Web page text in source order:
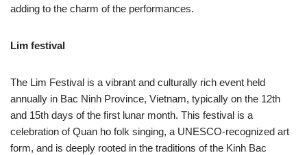
adding to the charm of the performances.
Lim festival
The Lim Festival is a vibrant and culturally rich event held
annually in Bac Ninh Province, Vietnam, typically on the 12th
and 15th days of the first lunar month. This festival is a
celebration of Quan ho folk singing, a UNESCO-recognized art
form, and is deeply rooted in the traditions of the Kinh Bac